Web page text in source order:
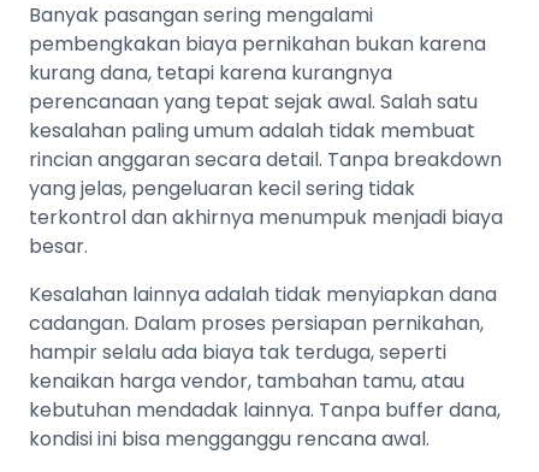
Banyak pasangan sering mengalami
pembengkakan biaya pernikahan bukan karena
kurang dana, tetapi karena kurangnya
perencanaan yang tepat sejak awal. Salah satu
kesalahan paling umum adalah tidak membuat
rincian anggaran secara detail. Tanpa breakdown
yang jelas, pengeluaran kecil sering tidak
terkontrol dan akhirnya menumpuk menjadi biaya
besar.
Kesalahan lainnya adalah tidak menyiapkan dana
cadangan. Dalam proses persiapan pernikahan,
hampir selalu ada biaya tak terduga, seperti
kenaikan harga vendor, tambahan tamu, atau
kebutuhan mendadak lainnya. Tanpa buffer dana,
kondisi ini bisa mengganggu rencana awal.